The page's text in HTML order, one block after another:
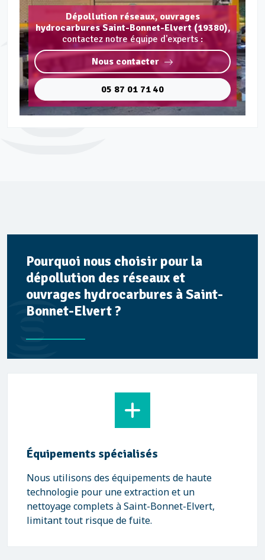
Dépollution réseaux, ouvrages
hydrocarbures Saint-Bonnet-Elvert (19380),
contactez notre équipe d'experts :
Nous contacter
05 87 01 71 40
Pourquoi nous choisir pour la
dépollution des réseaux et
ouvrages hydrocarbures à Saint-
Bonnet-Elvert ?
Équipements spécialisés
Nous utilisons des équipements de haute
technologie pour une extraction et un
nettoyage complets à Saint-Bonnet-Elvert,
limitant tout risque de fuite.